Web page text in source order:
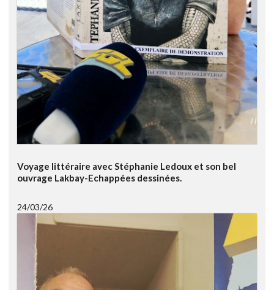
Voyage littéraire avec Stéphanie Ledoux et son bel
ouvrage Lakbay-Echappées dessinées.
24/03/26